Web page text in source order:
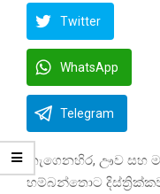
Twitter
WhatsApp
Telegram
නැගෙනහිර, ඌව සහ
හම්බන්තොට